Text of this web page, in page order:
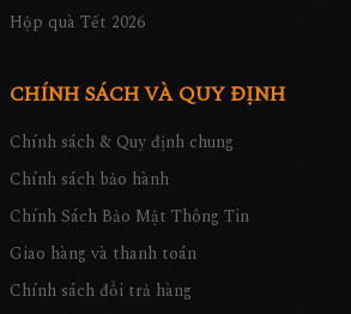
Hộp quà Tết 2026
CHÍNH SÁCH VÀ QUY ĐỊNH
Chính sách & Quy định chung
Chính sách bảo hành
Chính Sách Bảo Mật Thông Tin
Giao hàng và thanh toán
Chính sách đổi trả hàng